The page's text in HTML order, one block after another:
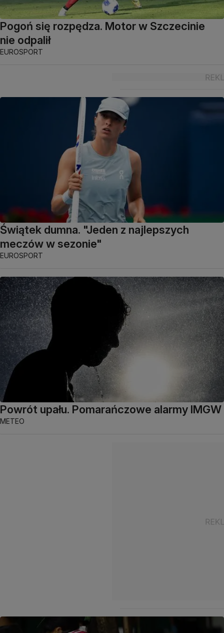
Pogoń się rozpędza. Motor w Szczecinie
nie odpalił
EUROSPORT
Świątek dumna. "Jeden z najlepszych
meczów w sezonie"
EUROSPORT
Powrót upału. Pomarańczowe alarmy IMGW
METEO